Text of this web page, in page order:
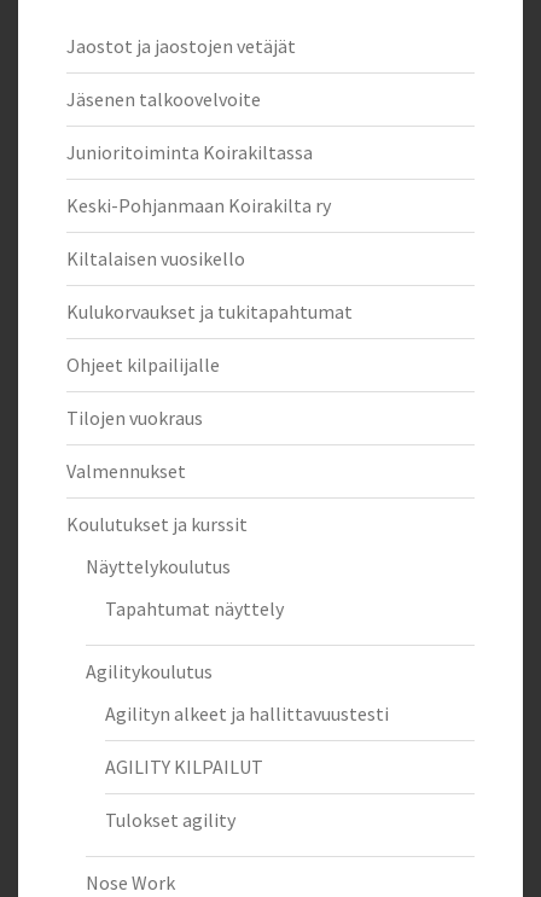
Jaostot ja jaostojen vetäjät
Jäsenen talkoovelvoite
Junioritoiminta Koirakiltassa
Keski-Pohjanmaan Koirakilta ry
Kiltalaisen vuosikello
Kulukorvaukset ja tukitapahtumat
Ohjeet kilpailijalle
Tilojen vuokraus
Valmennukset
Koulutukset ja kurssit
Näyttelykoulutus
Tapahtumat näyttely
Agilitykoulutus
Agilityn alkeet ja hallittavuustesti
AGILITY KILPAILUT
Tulokset agility
Nose Work